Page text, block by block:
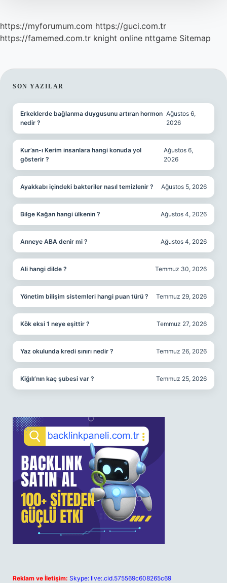
https://myforumum.com https://guci.com.tr
https://famemed.com.tr knight online nttgame Sitemap
SIDEBAR
SON YAZILAR
Erkeklerde bağlanma duygusunu artıran hormon
nedir ?
Ağustos 6,
2026
Kur’an-ı Kerim insanlara hangi konuda yol
gösterir ?
Ağustos 6,
2026
Ayakkabı içindeki bakteriler nasıl temizlenir ? Ağustos 5, 2026
Bilge Kağan hangi ülkenin ? Ağustos 4, 2026
Anneye ABA denir mi ? Ağustos 4, 2026
Ali hangi dilde ? Temmuz 30, 2026
Yönetim bilişim sistemleri hangi puan türü ? Temmuz 29, 2026
Kök eksi 1 neye eşittir ? Temmuz 27, 2026
Yaz okulunda kredi sınırı nedir ? Temmuz 26, 2026
Kiğılı’nın kaç şubesi var ? Temmuz 25, 2026
Reklam ve İletişim: Skype: live:.cid.575569c608265c69